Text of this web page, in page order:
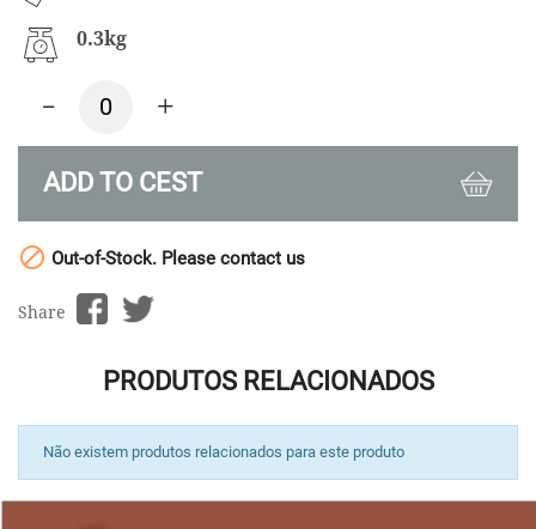
0.3kg
- +
ADD TO CEST
 Out-of-Stock. Please contact us
Share
PRODUTOS RELACIONADOS
Não existem produtos relacionados para este produto